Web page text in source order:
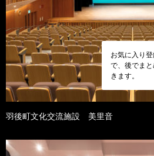
お気に入り
で、後でま
きます。
羽後町文化交流施設 美里音